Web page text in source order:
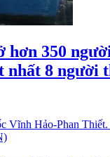
hơn 350
nhất 8 người